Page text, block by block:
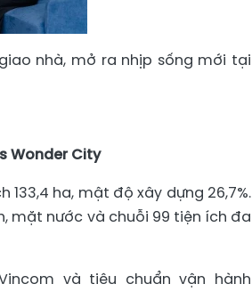
nhà, mở ra nhịp sống mới tại
Wonder City
ha, mật độ xây dựng 26,7%.
mặt nước và chuỗi 99 tiện ích đa
và tiêu chuẩn vận hành